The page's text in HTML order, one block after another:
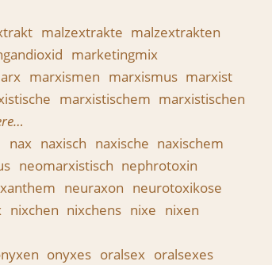
malzextrakte malzextrakten
marketingmix
marxismen marxismus marxist
marxistischem marxistischen
nax naxisch naxische naxischem
neomarxistisch nephrotoxin
neuraxon neurotoxikose
nixchen nixchens nixe nixen
onyxes oralsex oralsexes